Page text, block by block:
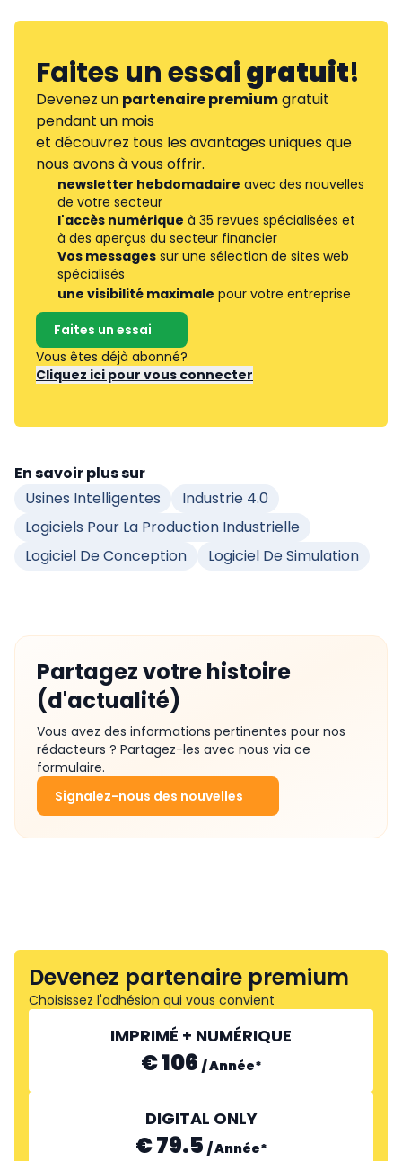
Faites un essaigratuit!
Devenez un partenaire premiumgratuit
pendant un mois
et découvrez tous les avantages uniques que
nous avons à vous offrir.
newsletter hebdomadaire avec des nouvelles
de votre secteur
l'accès numérique à 35 revues spécialisées et
à des aperçus du secteur financier
Vos messages sur une sélection de sites web
spécialisés
une visibilité maximale pour votre entreprise
Faites un essai
Vous êtes déjà abonné?
Cliquez ici pour vous connecter
En savoir plus sur
Usines Intelligentes
Industrie 4.0
Logiciels Pour La Production Industrielle
Logiciel De Conception
Logiciel De Simulation
Partagez votre histoire
(d'actualité)
Vous avez des informations pertinentes pour nos
rédacteurs ? Partagez-les avec nous via ce
formulaire.
Signalez-nous des nouvelles
Devenez partenaire premium
Choisissez l'adhésion qui vous convient
IMPRIMÉ + NUMÉRIQUE
€ 106 /Année*
DIGITAL ONLY
€ 79.5 /Année*